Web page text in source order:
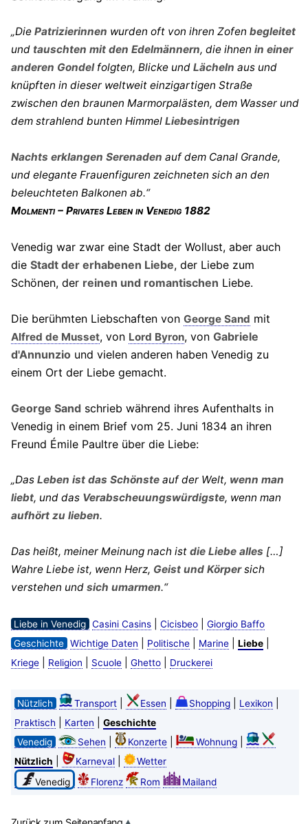
„Die Patrizierinnen wurden oft von ihren Zofen begleitet
und tauschten mit den Edelmännern, die ihnen in einer
anderen Gondelfolgten, Blicke und Lächeln aus und
knüpften in dieser weltweit einzigartigen Straße
zwischen den braunen Marmorpalästen, dem Wasser und
dem strahlend bunten Himmel Liebesintrigen
Nachts erklangen Serenaden auf dem Canal Grande,
und elegante Frauenfiguren zeichneten sich an den
beleuchteten Balkonen ab.“
Molmenti – Privates Leben in Venedig 1882
Venedig war zwar eine Stadt der Wollust, aber auch
die Stadt der erhabenen Liebe, der Liebe zum
Schönen, der reinen und romantischen Liebe.
Die berühmten Liebschaften von George Sand mit
Alfred de Musset, von Lord Byron, von Gabriele
d'Annunziound vielen anderen haben Venedig zu
einem Ort der Liebe gemacht.
George Sand schrieb während ihres Aufenthalts in
Venedig in einem Brief vom 25. Juni 1834 an ihren
Freund Émile Paultre über die Liebe:
„Das Leben ist das Schönsteauf der Welt, wenn man
liebt, und das Verabscheuungswürdigste, wenn man
aufhört zu lieben.
Das heißt, meiner Meinung nach ist die Liebe alles […]
Wahre Liebe ist, wenn Herz, Geist und Körpersich
verstehen und sich umarmen.“
Liebe in Venedig Casini Casins| Cicisbeo| Giorgio Baffo
Geschichte Wichtige Daten Politische| Marine| Liebe|
Kriege| Religion Scuole| Ghetto| Druckerei
Nützlich Transport| Essen Shopping| Lexikon
Praktisch Karten
Geschichte
Venedig
Sehen Konzerte| Wohnung|
Nützlich Karneval|
Wetter
Venedig
Florenz Rom Mailand